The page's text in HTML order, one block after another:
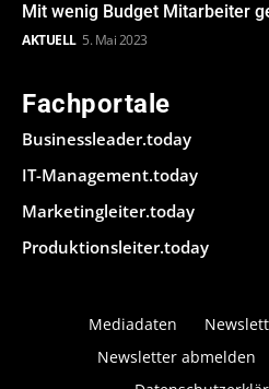
Mit wenig Budget Mitarbeiter
AKTUELL 5. Mai 2023
Fachportale
Businessleader.today
IT-Management.today
Marketingleiter.today
Produktionsleiter.today
Mediadaten
Newsletter abmelden